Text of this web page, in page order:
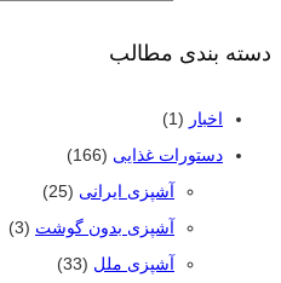
دسته بندی مطالب
اخبار (1)
دستورات غذایی (166)
آشپزی ایرانی (25)
آشپزی بدون گوشت (3)
آشپزی ملل (33)